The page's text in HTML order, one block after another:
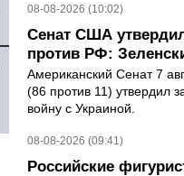
08-08-2026 (10:02)
Сенат США
против РФ:
Американский Сенат 7
(86 против 11) утвердил
войну с Украиной.
08-08-2026 (09:41)
Российские